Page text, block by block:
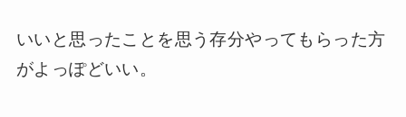
いいと思ったことを思う存分やってもらった方
がよっぽどいい。